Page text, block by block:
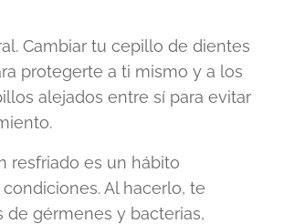
Cambiar tu cepillo de dientes
protegerte a ti mismo y a los
alejados entre sí para evitar
resfriado es un hábito
Al hacerlo, te
gérmenes y bacterias,